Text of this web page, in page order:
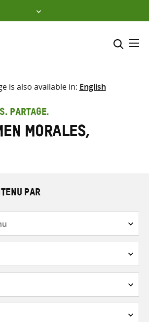
Sélectionner l’emplacement
Saisir
les
termes
is also available in: English
PARTAGE.
Morales,
PAR
contenu